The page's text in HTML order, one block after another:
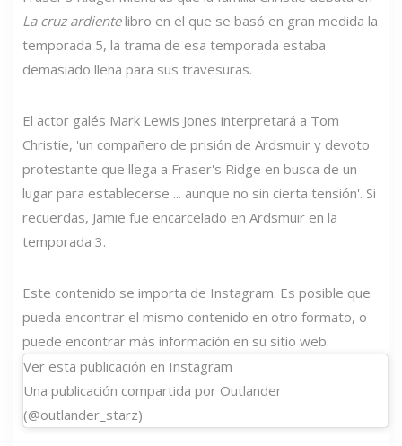
La cruz ardientelibro en el que se basó en gran medida la
temporada 5, la trama de esa temporada estaba
demasiado llena para sus travesuras.
El actor galés Mark Lewis Jones interpretará a Tom
Christie, 'un compañero de prisión de Ardsmuir y devoto
protestante que llega a Fraser's Ridge en busca de un
lugar para establecerse ... aunque no sin cierta tensión'. Si
recuerdas, Jamie fue encarcelado en Ardsmuir en la
temporada 3.
Este contenido se importa de Instagram. Es posible que
pueda encontrar el mismo contenido en otro formato, o
puede encontrar más información en su sitio web.
Ver esta publicación en Instagram
Una publicación compartida por Outlander
(@outlander_starz)